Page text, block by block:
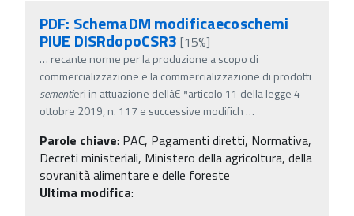
PDF: SchemaDM modificaecoschemi
PIUE DISRdopoCSR3 [15%]
… recante norme per la produzione a scopo di
commercializzazione e la commercializzazione di prodotti
sementieri in attuazione dellâ€™articolo 11 della legge 4
ottobre 2019, n. 117 e successive modifich …
Parole chiave: PAC, Pagamenti diretti, Normativa,
Decreti ministeriali, Ministero della agricoltura, della
sovranità alimentare e delle foreste
Ultima modifica: